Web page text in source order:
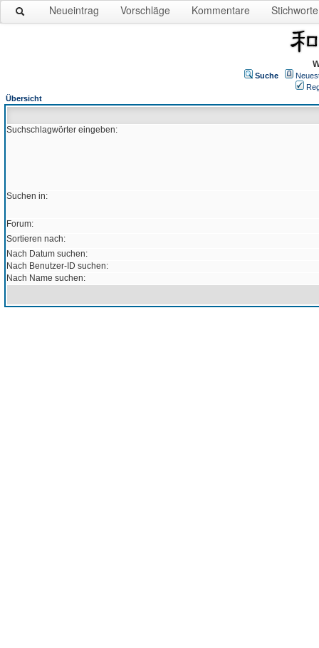
Neueintrag Vorschläge Kommentare Stichworte
Suche
Übersicht
Suchschlagwörter eingeben:
Suchen in:
Forum:
Sortieren nach:
Nach Datum suchen:
Nach Benutzer-ID suchen:
Nach Name suchen: